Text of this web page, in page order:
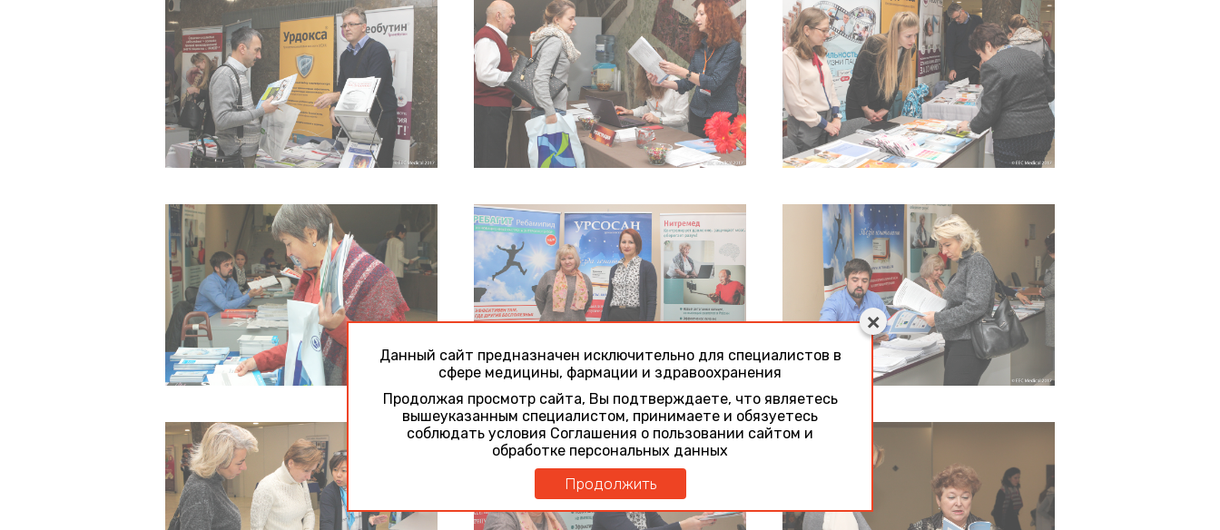
Данный сайт предназначен исключительно для специалистов в
сфере медицины, фармации и здравоохранения
Продолжая просмотр сайта, Вы подтверждаете, что являетесь
вышеуказанным специалистом, принимаете и обязуетесь
соблюдать условия Соглашения о пользовании сайтом и
обработке персональных данных
Продолжить